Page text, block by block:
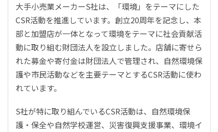
大手小売業メーカーS社は、「環境」をテーマにした
CSR活動を推進しています。創立20周年を記念し、本
部と加盟店が一体となって環境をテーマに社会貢献活
動に取り組む財団法人を設立しました。店舗に寄せら
れた募金や寄付金は財団法人で管理され、自然環境保
護や市民活動などを主要テーマとするCSR活動に使わ
れています。
S社が特に取り組んでいるCSR活動は、自然環境保
護・保全や自然学校運営、災害復興支援事業、環境イ